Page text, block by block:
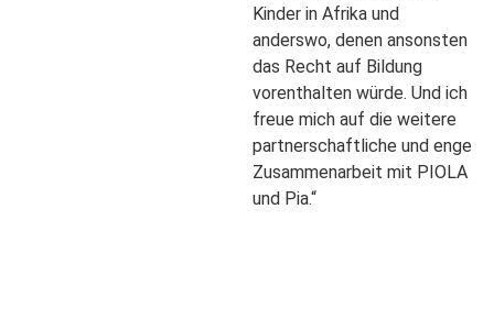
Kinder in Afrika und
anderswo, denen ansonsten
das Recht auf Bildung
vorenthalten würde. Und ich
freue mich auf die weitere
partnerschaftliche und enge
Zusammenarbeit mit PIOLA
und Pia.“